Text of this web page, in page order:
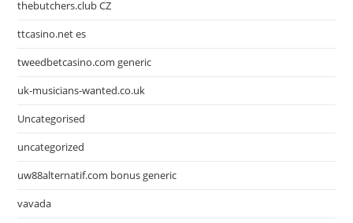
thebutchers.club CZ
ttcasino.net es
tweedbetcasino.com generic
uk-musicians-wanted.co.uk
Uncategorised
uncategorized
uw88alternatif.com bonus generic
vavada